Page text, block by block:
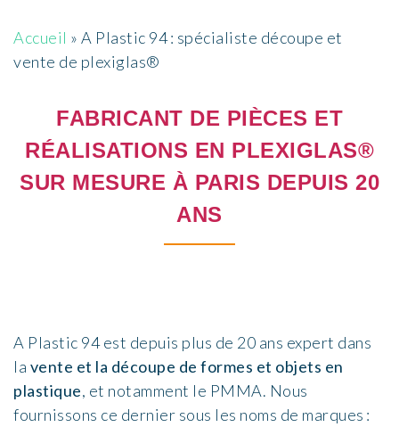
Accueil » A Plastic 94 : spécialiste découpe et
vente de plexiglas®
FABRICANT DE PIÈCES ET
RÉALISATIONS EN PLEXIGLAS®
SUR MESURE À PARIS DEPUIS 20
ANS
A Plastic 94 est depuis plus de 20 ans expert dans
la vente et la découpe de formes et objets en
plastique, et notamment le PMMA. Nous
fournissons ce dernier sous les noms de marques :